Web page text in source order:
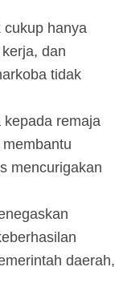
cukup hanya
dan
tidak
kepada remaja
mencurigakan
daerah,